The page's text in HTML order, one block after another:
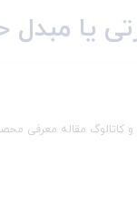
یا
کاتالوگ مقاله معرفی